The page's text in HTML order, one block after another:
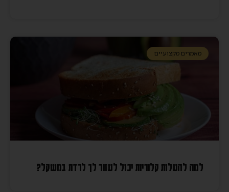
מאמרים מקצועיים
למה להעלות קלוריות יכול לעזור לך לרדת במשקל?